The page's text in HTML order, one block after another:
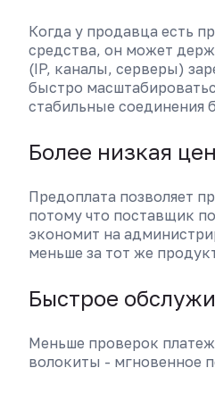
Когда у продавца есть
средства, он может
(IP, каналы, серверы)
быстро
стабильные соединения
Более низкая
Предоплата позволяет
потому что поставщик
экономит на
меньше за тот же
Быстрое
Меньше проверок
волокиты - мгновенное